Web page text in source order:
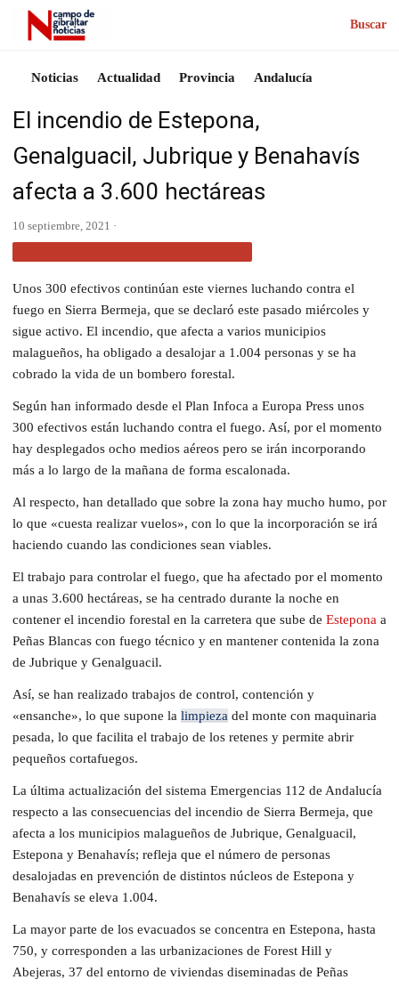
Buscar
Noticias Actualidad Provincia Andalucía
El incendio de Estepona,
Genalguacil, Jubrique y Benahavís
afecta a 3.600 hectáreas
10 septiembre, 2021 ·
Unos 300 efectivos continúan este viernes luchando contra el
fuego en Sierra Bermeja, que se declaró este pasado miércoles y
sigue activo. El incendio, que afecta a varios municipios
malagueños, ha obligado a desalojar a 1.004 personas y se ha
cobrado la vida de un bombero forestal.
Según han informado desde el Plan Infoca a Europa Press unos
300 efectivos están luchando contra el fuego. Así, por el momento
hay desplegados ocho medios aéreos pero se irán incorporando
más a lo largo de la mañana de forma escalonada.
Al respecto, han detallado que sobre la zona hay mucho humo, por
lo que «cuesta realizar vuelos», con lo que la incorporación se irá
haciendo cuando las condiciones sean viables.
El trabajo para controlar el fuego, que ha afectado por el momento
a unas 3.600 hectáreas, se ha centrado durante la noche en
contener el incendio forestal en la carretera que sube de Estepona a
Peñas Blancas con fuego técnico y en mantener contenida la zona
de Jubrique y Genalguacil.
Así, se han realizado trabajos de control, contención y
«ensanche», lo que supone la limpieza del monte con maquinaria
pesada, lo que facilita el trabajo de los retenes y permite abrir
pequeños cortafuegos.
La última actualización del sistema Emergencias 112 de Andalucía
respecto a las consecuencias del incendio de Sierra Bermeja, que
afecta a los municipios malagueños de Jubrique, Genalguacil,
Estepona y Benahavís; refleja que el número de personas
desalojadas en prevención de distintos núcleos de Estepona y
Benahavís se eleva 1.004.
La mayor parte de los evacuados se concentra en Estepona, hasta
750, y corresponden a las urbanizaciones de Forest Hill y
Abejeras, 37 del entorno de viviendas diseminadas de Peñas